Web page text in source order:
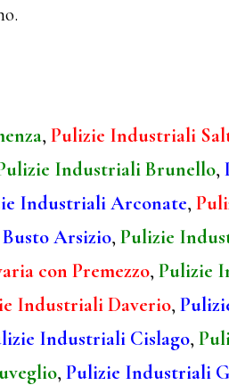
, Pulizie Industriali
Industriali Brunello,
Industriali Arconate,
Arsizio, Pulizie
con Premezzo, Pulizie
Industriali Daverio,
Industriali Cislago,
, Pulizie Industriali